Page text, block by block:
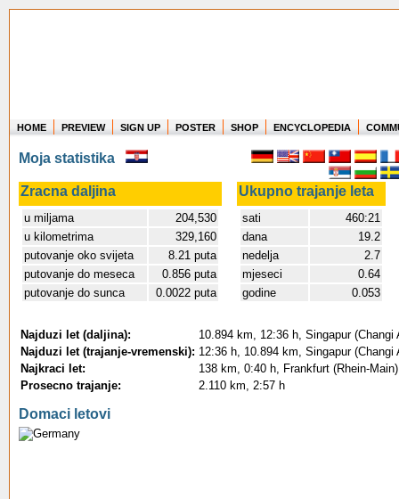
Where in the world have you flown?
How long have you been in the air?
Create your own FlightMemory and see!
HOME PREVIEW SIGN UP POSTER SHOP ENCYCLOPEDIA
Moja statistika
Zracna daljina Ukupno trajanje leta
u miljama
204,530
u kilometrima
329,160
putovanje oko svijeta
8.21 puta
putovanje do meseca
0.856 puta
putovanje do sunca
0.0022 puta
sati
460:21
dana
19.2
nedelja
2.7
mjeseci
0.64
godine
0.053
Najduzi let (daljina):
10.894 km, 12:36 h, Singapur (Changi
Najduzi let (trajanje-vremenski): 12:36 h, 10.894 km, Singapur (Changi
Najkraci let:
138 km, 0:40 h, Frankfurt (Rhein-
Prosecno trajanje:
2.110 km, 2:57 h
Domaci letovi